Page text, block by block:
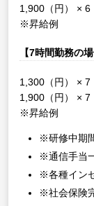
1,900（円） ×
※昇給例
【7時間勤務の場
1,300（円） × 7
1,900（円） ×
※昇給例
※研修中期
※通信手当
※各種イン
※社会保険